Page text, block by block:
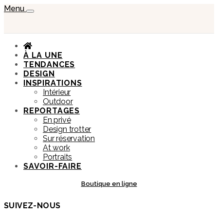
Menu
À LA UNE
TENDANCES
DESIGN
INSPIRATIONS
Intérieur
Outdoor
REPORTAGES
En privé
Design trotter
Sur réservation
At work
Portraits
SAVOIR-FAIRE
Boutique en ligne
SUIVEZ-NOUS